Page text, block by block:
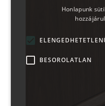
Honlapunk
BESOROLATLAN